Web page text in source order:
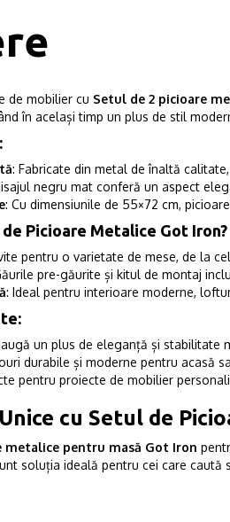
de mobilier cu Setul de 2 picioare
în același timp un plus de stil
: Fabricate din metal de înaltă
negru mat conferă un aspect
: Cu dimensiunile de 55×72 cm,
Picioare Metalice Got Iron?
pentru o varietate de mese, de la
pre-găurite și kitul de montaj
: Ideal pentru interioare moderne,
un plus de eleganță și stabilitate
durabile și moderne pentru acasă
pentru proiecte de mobilier
cu Setul de
metalice pentru masă Got Iron
soluția ideală pentru cei care